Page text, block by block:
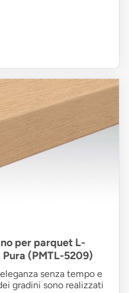
per parquet L-
(PMTL-5209)
senza tempo e
gradini sono realizzati